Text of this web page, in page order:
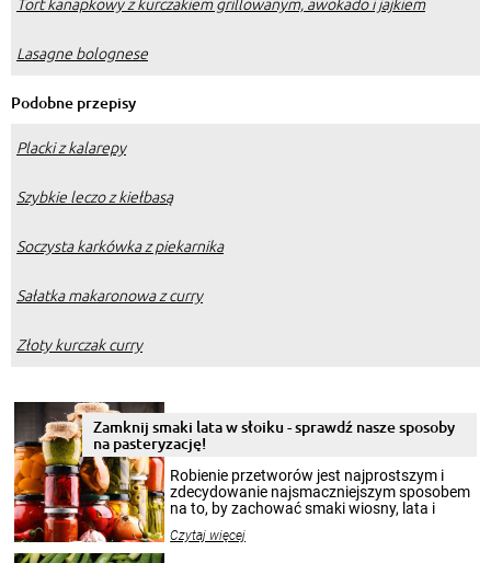
Lasagne bolognese
Podobne przepisy
Placki z kalarepy
Szybkie leczo z kiełbasą
Soczysta karkówka z piekarnika
Sałatka makaronowa z curry
Złoty kurczak curry
Zamknij smaki lata w słoiku - sprawdź nasze sposoby
na pasteryzację!
Robienie przetworów jest najprostszym i
zdecydowanie najsmaczniejszym sposobem
na to, by zachować smaki wiosny, lata i
krajobrazów, by cieszyć nimi oko w sezonie
Czytaj więcej